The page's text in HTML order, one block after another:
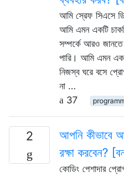
আমি স্রেফ সিএসে
আমি এমন একটি
সম্পর্কে আরও
পারি। আমি এমন
নিজস্ব ঘরে বসে
না …
37
2
আপনি কীভাবে
রক্ষা করবেন?
কোডিং পেশাদার